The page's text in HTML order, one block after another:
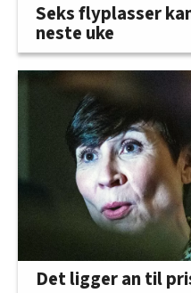
Seks flyplasser
neste uke
Det ligger an til